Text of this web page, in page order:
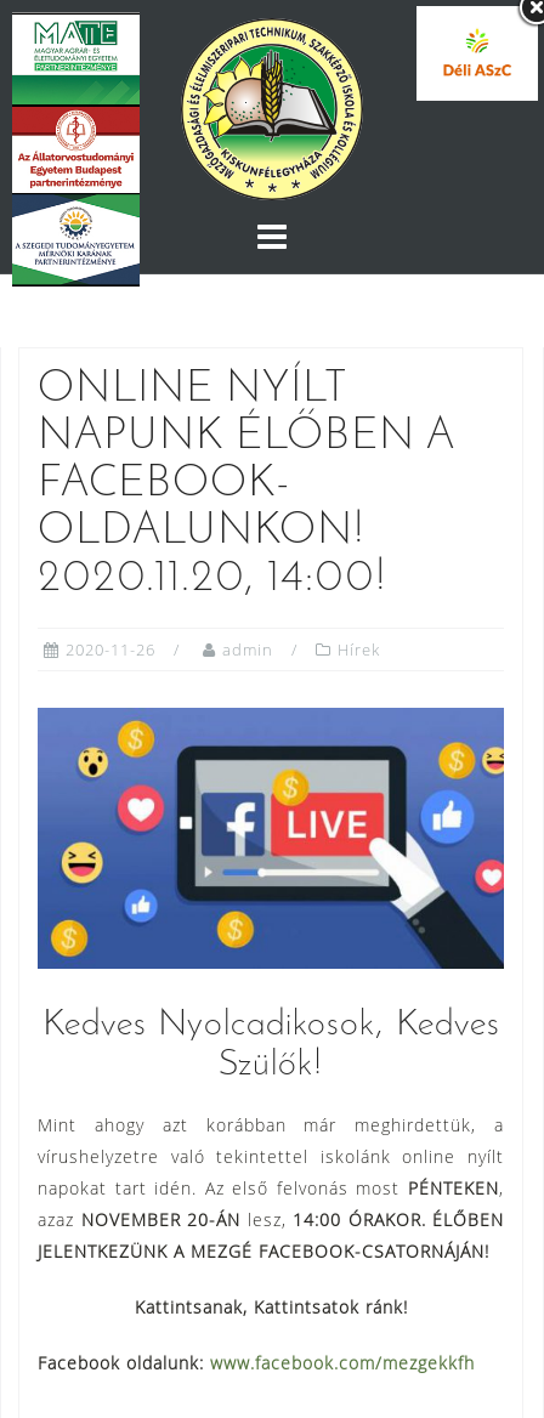
Skip
content
ONLINE NYÍLT
NAPUNK ÉLŐBEN A
FACEBOOK-
OLDALUNKON!
2020.11.20, 14:00!
2020-11-26 admin Hírek
Kedves Nyolcadikosok, Kedves
Szülők!
Mint ahogy azt korábban már meghirdettük, a
vírushelyzetre való tekintettel iskolánk online nyílt
napokat tart idén. Az első felvonás most PÉNTEKEN,
azaz NOVEMBER 20-ÁN lesz, 14:00 ÓRAKOR. ÉLŐBEN
JELENTKEZÜNK A MEZGÉ FACEBOOK-CSATORNÁJÁN!
Kattintsanak, Kattintsatok ránk!
Facebook oldalunk: www.facebook.com/mezgekkfh